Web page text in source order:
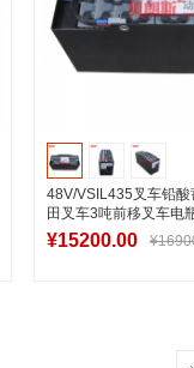
48V/VSIL435叉车铅
田叉车3吨前移叉车电
¥15200.00